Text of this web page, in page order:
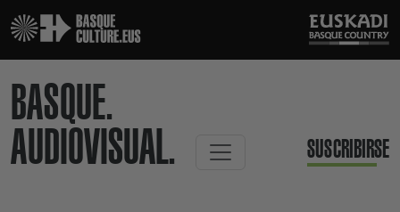
BASQUE.
AUDIOVISUAL.
SUSCRIBIRSE